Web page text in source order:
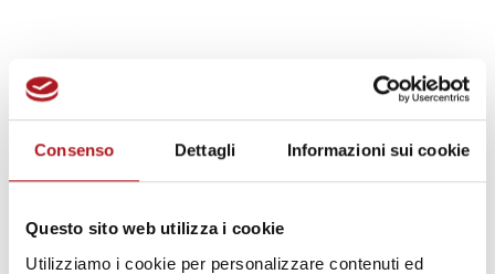
Consenso Dettagli Informazioni sui cookie
Questo sito web utilizza i cookie
Utilizziamo i cookie per personalizzare contenuti ed